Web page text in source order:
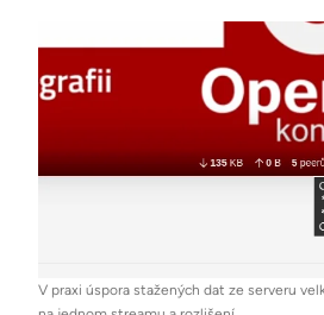
V praxi úspora stažených dat ze serveru